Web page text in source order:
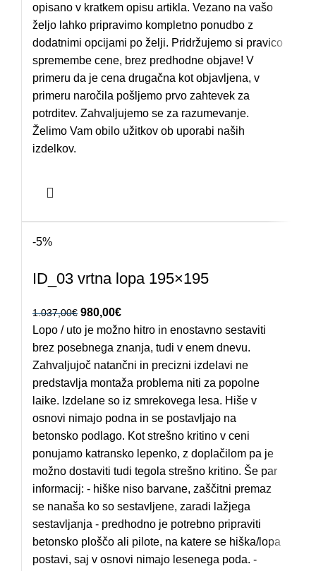
opisano v kratkem opisu artikla. Vezano na vašo
željo lahko pripravimo kompletno ponudbo z
dodatnimi opcijami po želji. Pridržujemo si pravico
spremembe cene, brez predhodne objave! V
primeru da je cena drugačna kot objavljena, v
primeru naročila pošljemo prvo zahtevek za
potrditev. Zahvaljujemo se za razumevanje.
Želimo Vam obilo užitkov ob uporabi naših
izdelkov.
-5%
ID_03 vrtna lopa 195×195
1.037,00€ Izvirna cena je bila: 1.037,00€.
980,00€
Lopo / uto je možno hitro in enostavno sestaviti
brez posebnega znanja, tudi v enem dnevu.
Zahvaljujoč natančni in precizni izdelavi ne
predstavlja montaža problema niti za popolne
laike. Izdelane so iz smrekovega lesa. Hiše v
osnovi nimajo podna in se postavljajo na
betonsko podlago. Kot strešno kritino v ceni
ponujamo katransko lepenko, z doplačilom pa je
možno dostaviti tudi tegola strešno kritino. Še par
informacij: - hiške niso barvane, zaščitni premaz
se nanaša ko so sestavljene, zaradi lažjega
sestavljanja - predhodno je potrebno pripraviti
betonsko ploščo ali pilote, na katere se hiška/lopa
postavi, saj v osnovi nimajo lesenega poda. -